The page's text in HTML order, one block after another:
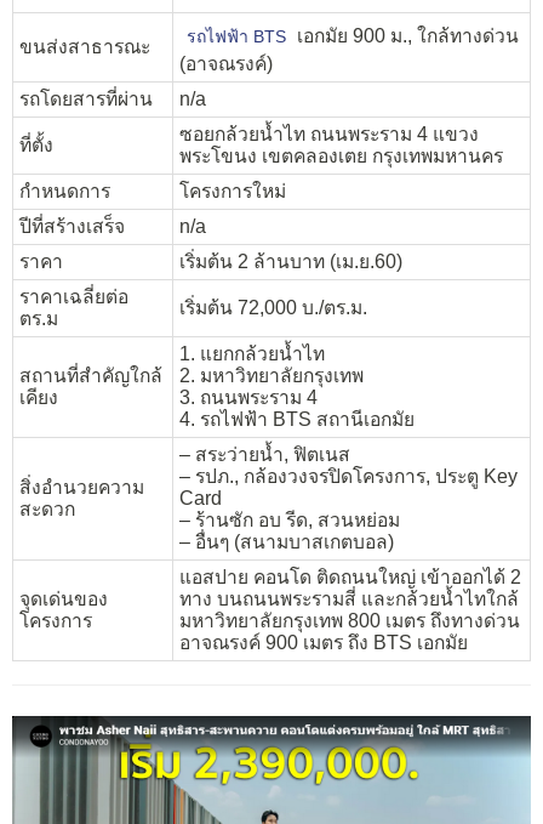
ขนส่งสาธารณะ รถไฟฟ้า BTS
เอกมัย 900 ม., ใกล้ทางด่วน
(อาจณรงค์)
รถโดยสารที่ผ่าน
n/a
ที่ตั้ง
ซอยกล้วยน้ำไท ถนนพระราม 4 แขวง
พระโขนง เขตคลองเตย กรุงเทพมหานคร
กำหนดการ
โครงการใหม่
ปีที่สร้างเสร็จ
n/a
ราคา
เริ่มต้น 2 ล้านบาท (เม.ย.60)
ราคาเฉลี่ยต่อ
ตร.ม
เริ่มต้น 72,000 บ./ตร.ม.
สถานที่สำคัญใกล้
เคียง
1. แยกกล้วยน้ำไท
2. มหาวิทยาลัยกรุงเทพ
3. ถนนพระราม 4
4. รถไฟฟ้า BTS สถานีเอกมัย
สิ่งอำนวยความ
สะดวก
– สระว่ายน้ำ, ฟิตเนส
– รปภ., กล้องวงจรปิดโครงการ, ประตู Key
Card
– ร้านซัก อบ รีด, สวนหย่อม
– อื่นๆ (สนามบาสเกตบอล)
จุดเด่นของ
โครงการ
แอสปาย คอนโด ติดถนนใหญ่ เข้าออกได้ 2
ทาง บนถนนพระรามสี่ และกล้วยน้ำไทใกล้
มหาวิทยาลัยกรุงเทพ 800 เมตร ถึงทางด่วน
อาจณรงค์ 900 เมตร ถึง BTS เอกมัย